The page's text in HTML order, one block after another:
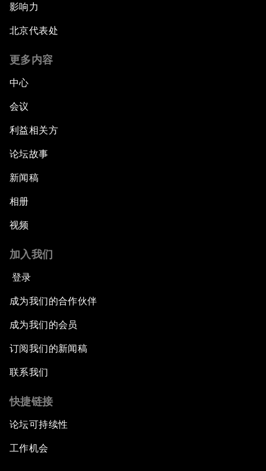
影响力
北京代表处
更多内容
中心
会议
利益相关方
论坛故事
新闻稿
相册
视频
加入我们
登录
成为我们的合作伙伴
成为我们的会员
订阅我们的新闻稿
联系我们
快捷链接
论坛可持续性
工作机会